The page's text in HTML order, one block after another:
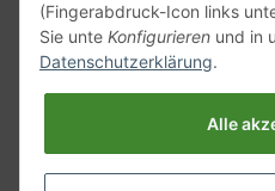
Versand mit
(Fingerabdruck-Icon links
Sie unte Konfigurieren und in
Datenschutzerklärung.
Alle